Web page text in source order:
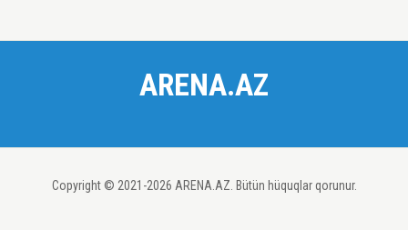
ARENA.AZ
Copyright © 2021-2026 ARENA.AZ. Bütün hüquqlar qorunur.